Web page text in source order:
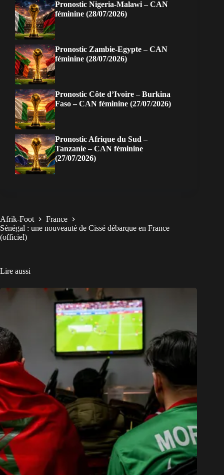
Pronostic Nigeria-Malawi – CAN
féminine (28/07/2026)
Pronostic Zambie-Egypte – CAN
féminine (28/07/2026)
Pronostic Côte d’Ivoire – Burkina
Faso – CAN féminine (27/07/2026)
Pronostic Afrique du Sud –
Tanzanie – CAN féminine
(27/07/2026)
Afrik-Foot
France
Sénégal : une nouveauté de Cissé débarque en France
(officiel)
Lire aussi